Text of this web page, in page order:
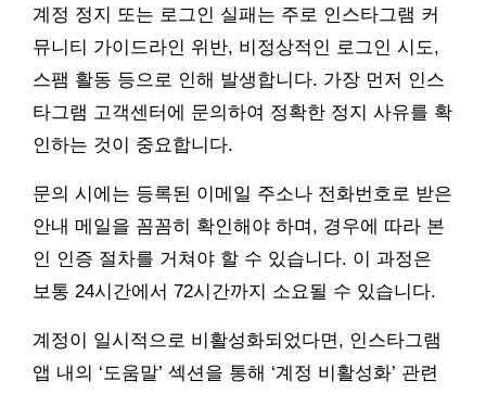
계정 정지 또는 로그인 실패는 주로 인스타그램 커
뮤니티 가이드라인 위반, 비정상적인 로그인 시도,
스팸 활동 등으로 인해 발생합니다. 가장 먼저 인스
타그램 고객센터에 문의하여 정확한 정지 사유를 확
인하는 것이 중요합니다.
문의 시에는 등록된 이메일 주소나 전화번호로 받은
안내 메일을 꼼꼼히 확인해야 하며, 경우에 따라 본
인 인증 절차를 거쳐야 할 수 있습니다. 이 과정은
보통 24시간에서 72시간까지 소요될 수 있습니다.
계정이 일시적으로 비활성화되었다면, 인스타그램
앱 내의 ‘도움말’ 섹션을 통해 ‘계정 비활성화’ 관련